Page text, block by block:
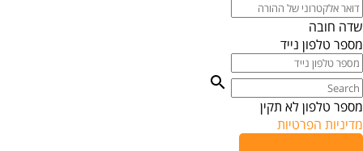
שדה חובה
מספר טלפון נייד
מספר טלפון לא תקין
מדיניות הפרטיות